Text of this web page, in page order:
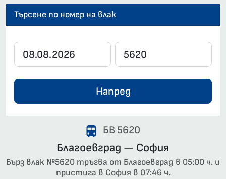
Търсене по номер на влак
Напред
БВ 5620
Благоевград — София
Бърз влак №5620 тръгва от Благоевград в 05:00 ч. и
пристига в София в 07:46 ч.